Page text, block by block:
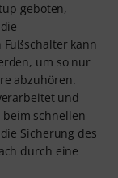
geboten,
kann
um so nur
abzuhören.
und
schnellen
Sicherung des
durch eine